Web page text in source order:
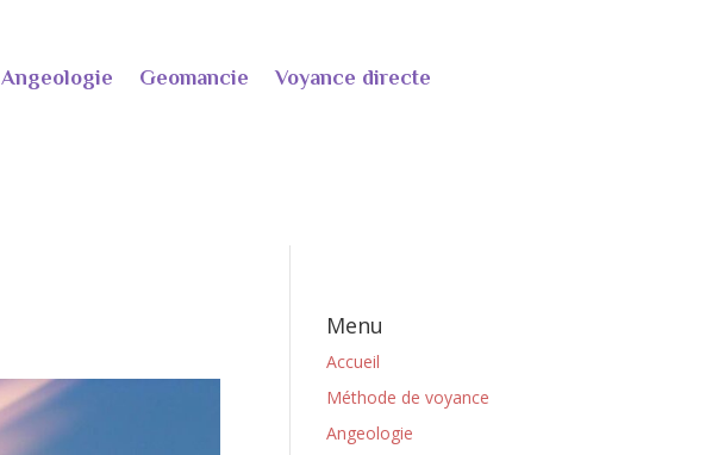
Angeologie Geomancie Voyance directe
Menu
Accueil
Méthode de voyance
Angeologie